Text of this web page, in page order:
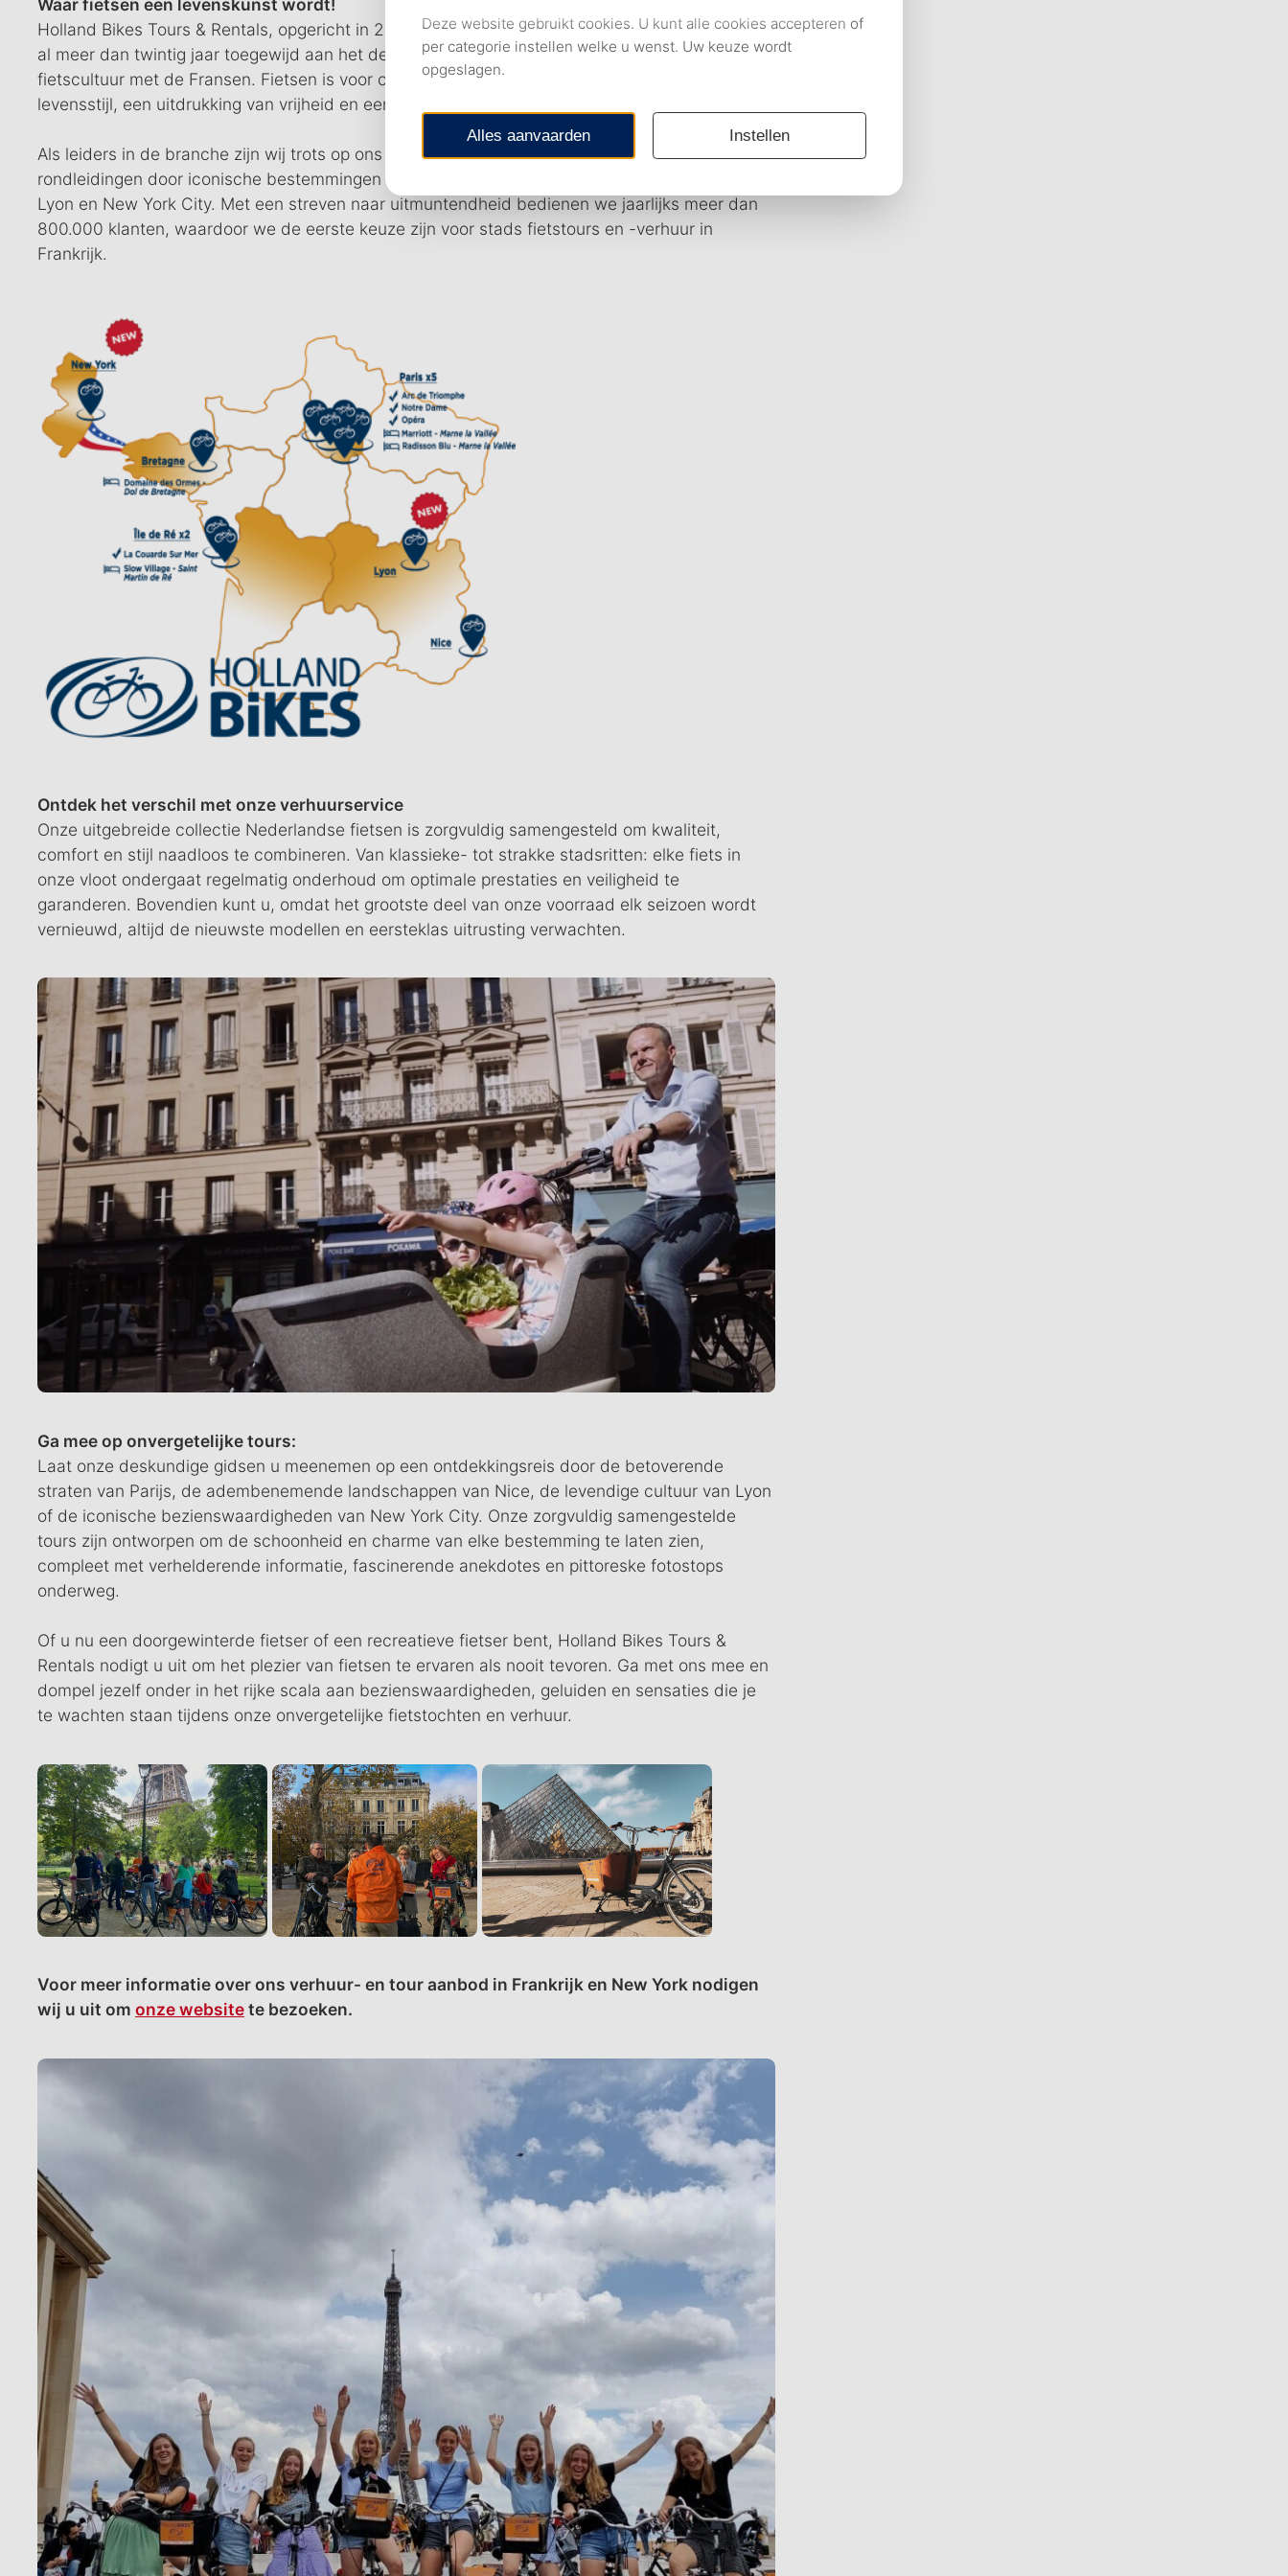
Holland Bikes Tours & Rentals, opgericht in 2002 door twee gepassioneerde Nederlanders, is
al meer dan twintig jaar toegewijd aan het delen van de essentie van de Nederlandse
fietscultuur met de Fransen. Fietsen is voor ons niet alleen een vervoermiddel – het is een
levensstijl, een uitdrukking van vrijheid en een gekoesterde traditie.
Als leiders in de branche zijn wij trots op ons aanbod van ongeëvenaarde verhuurdiensten en
rondleidingen door iconische bestemmingen zoals Parijs, Nice, Île de Ré, Bretagne en nu ook
Lyon en New York City. Met een streven naar uitmuntendheid bedienen we jaarlijks meer dan
800.000 klanten, waardoor we de eerste keuze zijn voor stads fietstours en -verhuur in
Frankrijk.
Ontdek het verschil met onze verhuurservice
Onze uitgebreide collectie Nederlandse fietsen is zorgvuldig samengesteld om kwaliteit,
comfort en stijl naadloos te combineren. Van klassieke- tot strakke stadsritten: elke fiets in
onze vloot ondergaat regelmatig onderhoud om optimale prestaties en veiligheid te
garanderen. Bovendien kunt u, omdat het grootste deel van onze voorraad elk seizoen wordt
vernieuwd, altijd de nieuwste modellen en eersteklas uitrusting verwachten.
Ga mee op onvergetelijke tours:
Laat onze deskundige gidsen u meenemen op een ontdekkingsreis door de betoverende
straten van Parijs, de adembenemende landschappen van Nice, de levendige cultuur van Lyon
of de iconische bezienswaardigheden van New York City. Onze zorgvuldig samengestelde
tours zijn ontworpen om de schoonheid en charme van elke bestemming te laten zien,
compleet met verhelderende informatie, fascinerende anekdotes en pittoreske fotostops
onderweg.
Of u nu een doorgewinterde fietser of een recreatieve fietser bent, Holland Bikes Tours &
Rentals nodigt u uit om het plezier van fietsen te ervaren als nooit tevoren. Ga met ons mee en
dompel jezelf onder in het rijke scala aan bezienswaardigheden, geluiden en sensaties die je
te wachten staan tijdens onze onvergetelijke fietstochten en verhuur.
Voor meer informatie over ons verhuur- en tour aanbod in Frankrijk en New York nodigen
wij u uit omonze websitete bezoeken.